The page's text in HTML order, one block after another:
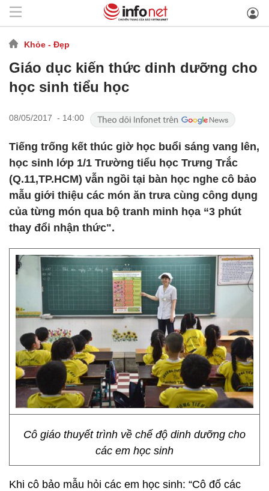
Khỏe - Đẹp
Giáo dục kiến thức dinh dưỡng cho
học sinh tiểu học
08/05/2017 - 14:00
Tiếng trống kết thúc giờ học buổi sáng vang lên,
học sinh lớp 1/1 Trường tiểu học Trưng Trắc
(Q.11,TP.HCM) vẫn ngồi tại bàn học nghe cô bảo
mẫu giới thiệu các món ăn trưa cùng công dụng
của từng món qua bộ tranh minh họa “3 phút
thay đổi nhận thức".
Cô giáo thuyết trình về chế độ dinh dưỡng cho
các em học sinh
Khi cô bảo mẫu hỏi các em học sinh: “Cô đố các